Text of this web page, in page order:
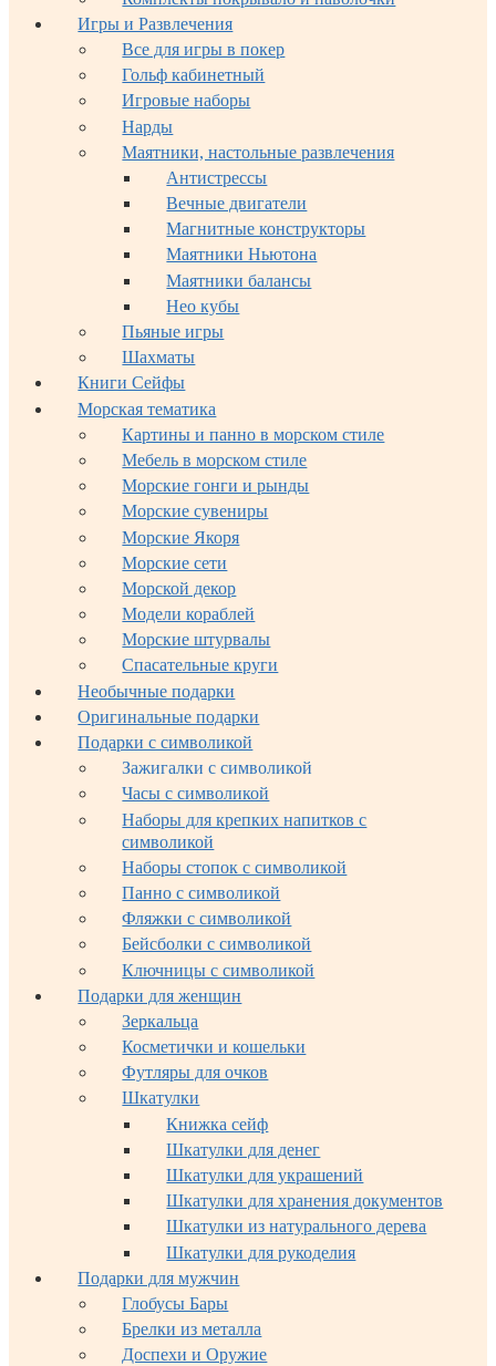
Игры и Развлечения
Все для игры в покер
Гольф кабинетный
Игровые наборы
Нарды
Маятники, настольные развлечения
Антистрессы
Вечные двигатели
Магнитные конструкторы
Маятники Ньютона
Маятники балансы
Нео кубы
Пьяные игры
Шахматы
Книги Сейфы
Морская тематика
Картины и панно в морском стиле
Мебель в морском стиле
Морские гонги и рынды
Морские сувениры
Морские Якоря
Морские сети
Морской декор
Модели кораблей
Морские штурвалы
Спасательные круги
Необычные подарки
Оригинальные подарки
Подарки с символикой
Зажигалки с символикой
Часы с символикой
Наборы для крепких напитков с
символикой
Наборы стопок с символикой
Панно с символикой
Фляжки с символикой
Бейсболки с символикой
Ключницы с символикой
Подарки для женщин
Зеркальца
Косметички и кошельки
Футляры для очков
Шкатулки
Книжка сейф
Шкатулки для денег
Шкатулки для украшений
Шкатулки для хранения документов
Шкатулки из натурального дерева
Шкатулки для рукоделия
Подарки для мужчин
Глобусы Бары
Брелки из металла
Доспехи и Оружие